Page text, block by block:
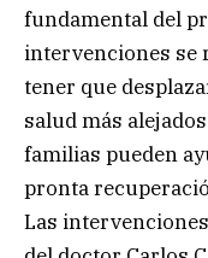
fundamental del
intervenciones se
tener que
salud más
familias pueden
pronta
Las